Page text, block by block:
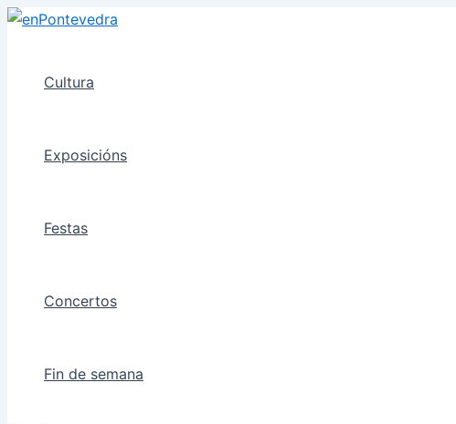
Ir
Cultura
Exposicións
Festas
Concertos
Fin de semana